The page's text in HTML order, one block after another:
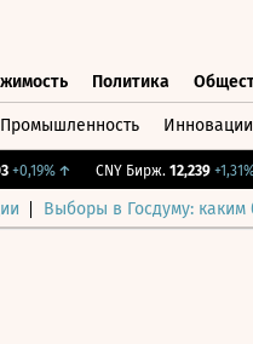
Политика
Промышленность
+0,19%↑ CNY Бирж. 12,239 +1,31%
Выборы в Госдуму: каким